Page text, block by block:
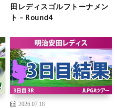
田レディスゴルフトーナメン
ト – Round4
2026.07.18